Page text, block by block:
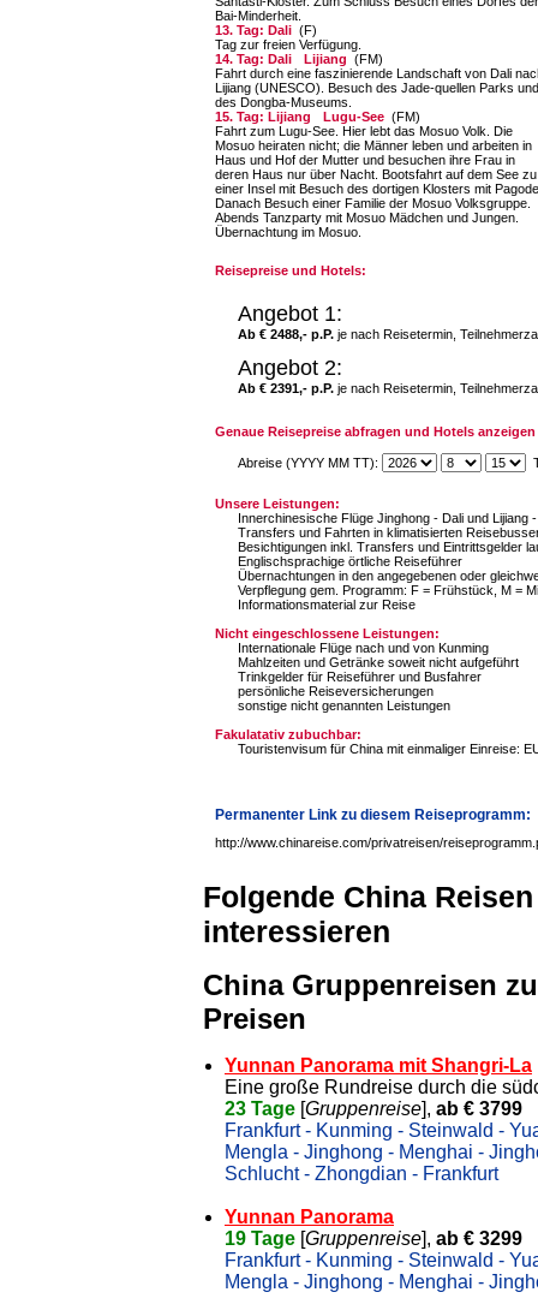
Bai-Minderheit.
13. Tag: Dali (F)
Tag zur freien Verfügung.
14. Tag: Dali
Lijiang (FM)
Fahrt durch eine faszinierende Landschaft von Dali
Lijiang (UNESCO). Besuch des Jade-quellen Parks und
des Dongba-Museums.
15. Tag: Lijiang
Lugu-See (FM)
Fahrt zum Lugu-See. Hier lebt das Mosuo Volk. Die
Mosuo heiraten nicht; die Männer leben und arbeiten in
Haus und Hof der Mutter und besuchen ihre Frau in
deren Haus nur über Nacht. Bootsfahrt auf dem See zu
einer Insel mit Besuch des dortigen Klosters mit
Danach Besuch einer Familie der Mosuo Volksgruppe.
Abends Tanzparty mit Mosuo Mädchen und Jungen.
Übernachtung im Mosuo.
Reisepreise und Hotels:
Angebot 1:
Ab € 2488,- p.P. je nach Reisetermin,
Angebot 2:
Ab € 2391,- p.P. je nach Reisetermin,
Genaue Reisepreise abfragen und Hotels
Abreise (YYYY MM TT):
Unsere Leistungen:
Innerchinesische Flüge Jinghong - Dali und Lijiang
Transfers und Fahrten in klimatisierten
Besichtigungen inkl. Transfers und Eintrittsgelder
Englischsprachige örtliche Reiseführer
Übernachtungen in den angegebenen oder
Verpflegung gem. Programm: F = Frühstück, M =
Informationsmaterial zur Reise
Nicht eingeschlossene Leistungen:
Internationale Flüge nach und von Kunming
Mahlzeiten und Getränke soweit nicht aufgeführt
Trinkgelder für Reiseführer und Busfahrer
persönliche Reiseversicherungen
sonstige nicht genannten Leistungen
Fakulatativ zubuchbar:
Touristenvisum für China mit einmaliger Einreise:
Permanenter Link zu diesem Reiseprogramm:
http://www.chinareise.com/privatreisen/
Folgende China
interessieren
China Gruppenreisen
Preisen
Yunnan Panorama mit Shangri-La
Eine große Rundreise durch die
23 Tage [Gruppenreise], ab € 3799
Frankfurt - Kunming - Steinwald -
Mengla - Jinghong - Menghai -
Schlucht - Zhongdian - Frankfurt
Yunnan Panorama
19 Tage [Gruppenreise], ab € 3299
Frankfurt - Kunming - Steinwald -
Mengla - Jinghong - Menghai -